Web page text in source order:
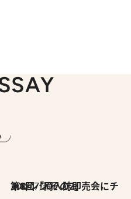
2026.7.30
第8回「同人誌即売会にチャレンジ その2」